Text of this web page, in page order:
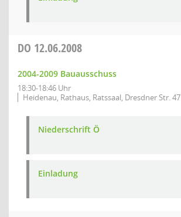
DO 12.06.2008
2004-2009 Bauausschuss
18:30-18:46 Uhr
Heidenau, Rathaus, Ratssaal, Dresdner Str. 47
Niederschrift Ö
Einladung